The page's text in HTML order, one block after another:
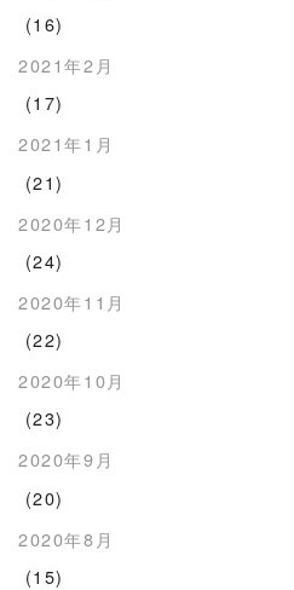
(16)
2021年2月
(17)
2021年1月
(21)
2020年12月
(24)
2020年11月
(22)
2020年10月
(23)
2020年9月
(20)
2020年8月
(15)